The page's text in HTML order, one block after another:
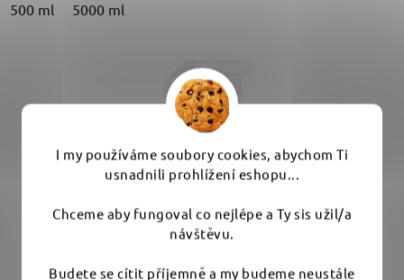
I my používáme soubory cookies, abychom Ti
usnadnili prohlížení eshopu...
Chceme aby fungoval co nejlépe a Ty sis užil/a
návštěvu.
Budete se cítit příjemně a my budeme neustále
500 ml 5000 ml